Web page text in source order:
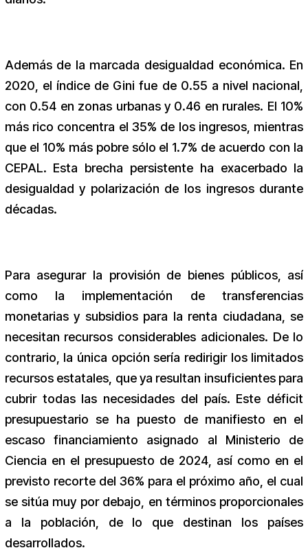
Además de la marcada desigualdad económica. En
2020, el índice de Gini fue de 0.55 a nivel nacional,
con 0.54 en zonas urbanas y 0.46 en rurales. El 10%
más rico concentra el 35% de los ingresos, mientras
que el 10% más pobre sólo el 1.7% de acuerdo con la
CEPAL. Esta brecha persistente ha exacerbado la
desigualdad y polarización de los ingresos durante
décadas.
Para asegurar la provisión de bienes públicos, así
como la implementación de transferencias
monetarias y subsidios para la renta ciudadana, se
necesitan recursos considerables adicionales. De lo
contrario, la única opción sería redirigir los limitados
recursos estatales, que ya resultan insuficientes para
cubrir todas las necesidades del país. Este déficit
presupuestario se ha puesto de manifiesto en el
escaso financiamiento asignado al Ministerio de
Ciencia en el presupuesto de 2024, así como en el
previsto recorte del 36% para el próximo año, el cual
se sitúa muy por debajo, en términos proporcionales
a la población, de lo que destinan los países
desarrollados.